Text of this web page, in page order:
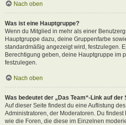
Nach oben
Was ist eine Hauptgruppe?
Wenn du Mitglied in mehr als einer
Hauptgruppe dazu, deine Gruppenfarbe
standardmäßig angezeigt wird, festzulegen.
Berechtigung geben, deine Hauptgruppe im
festzulegen.
Nach oben
Was bedeutet der „Das Team“-Link auf der
Auf dieser Seite findest du eine Auflistung
Administratoren, der Moderatoren. Du
wie die Foren, die diese im Einzelnen